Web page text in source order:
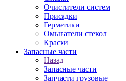
Очистители систем
Присадки
Герметики
Омыватели стекол
Краски
Запасные части
Назад
Запасные части
Запчасти грузовые